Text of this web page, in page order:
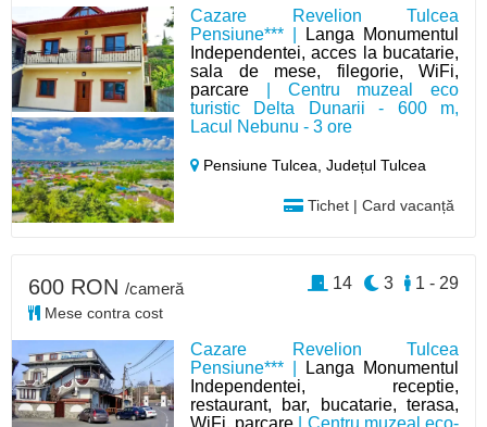
Cazare Revelion Tulcea
Pensiune*** |
Langa Monumentul
Independentei, acces la bucatarie,
sala de mese, filegorie, WiFi,
parcare | Centru muzeal eco
turistic Delta Dunarii - 600 m,
Lacul Nebunu - 3 ore
Pensiune Tulcea,Județul Tulcea
Tichet | Card vacanță
Cazare Revelion Tulcea
Pensiune*** |
Langa Monumentul
Independentei, receptie,
restaurant, bar, bucatarie, terasa,
WiFi, parcare | Centru muzeal eco-
600 RON /cameră
Mese contra cost
1 - 29
3
14